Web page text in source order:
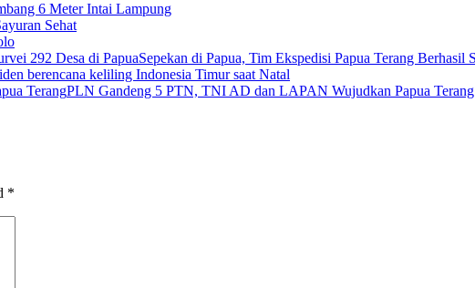
6 Meter Intai Lampung
Sehat
Sepekan di Papua, Tim Ekspedisi Papua Terang Berhasil
berencana keliling Indonesia Timur saat Natal
PLN Gandeng 5 PTN, TNI AD dan LAPAN Wujudkan Papua Terang
*